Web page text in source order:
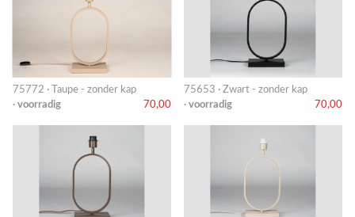
75772 · Taupe - zonder kap
· voorradig 70,00
75653 · Zwart - zonder kap
· voorradig 70,00